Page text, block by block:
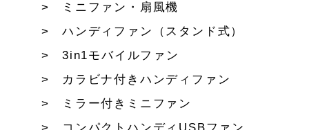
ミニファン・扇風機
ハンディファン（スタンド式）
3in1モバイルファン
カラビナ付きハンディファン
ミラー付きミニファン